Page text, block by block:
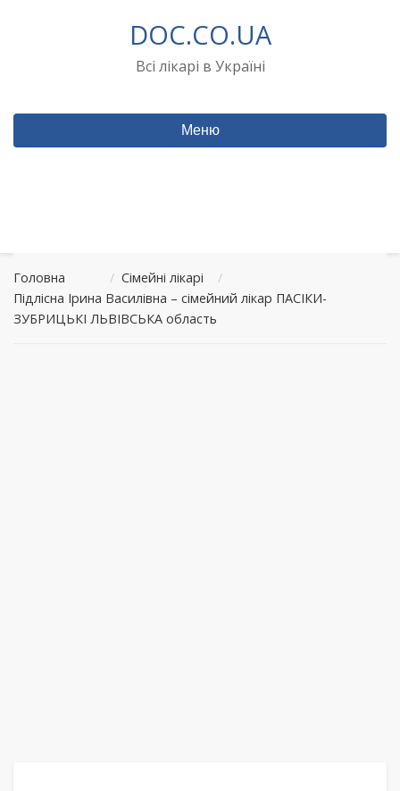
DOC.CO.UA
Всі лікарі в Україні
Меню
Головна / Сімейні лікарі
/
Підлісна Ірина Василівна – сімейний лікар ПАСІКИ-
ЗУБРИЦЬКІ ЛЬВІВСЬКА область